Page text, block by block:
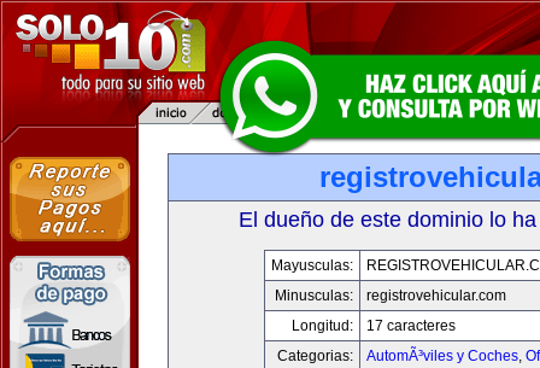
El dueño de este dominio lo
Mayusculas:
Minusculas:
registrovehicular.com
Longitud:
17 caracteres
Categorias:
AutomÃ³viles y Coches,